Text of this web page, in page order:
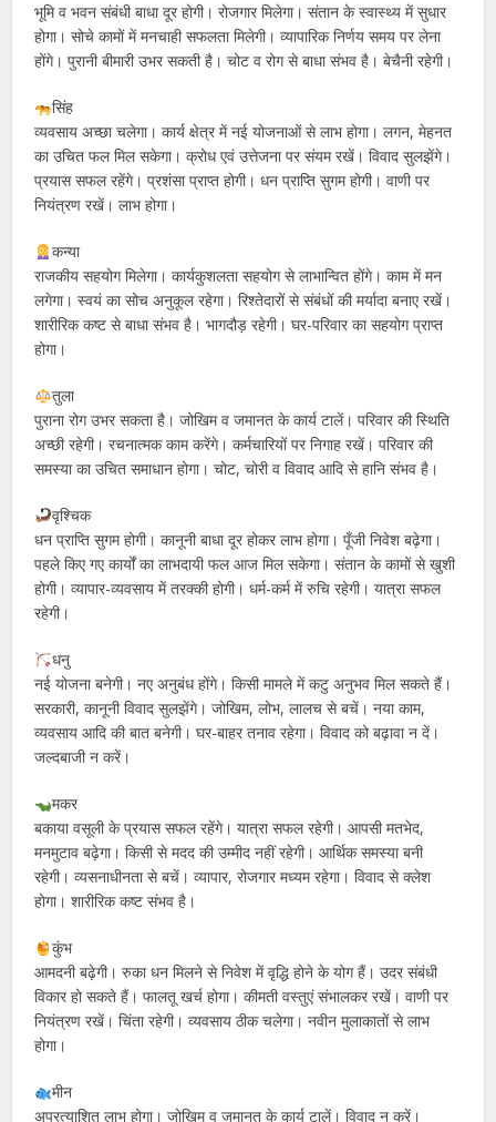
भूमि व भवन संबंधी बाधा दूर होगी। रोजगार मिलेगा। संतान के स्वास्थ्य में सुधार
होगा। सोचे कामों में मनचाही सफलता मिलेगी। व्यापारिक निर्णय समय पर लेना
होंगे। पुरानी बीमारी उभर सकती है। चोट व रोग से बाधा संभव है। बेचैनी रहेगी।
सिंह
व्यवसाय अच्छा चलेगा। कार्य क्षेत्र में नई योजनाओं से लाभ होगा। लगन, मेहनत
का उचित फल मिल सकेगा। क्रोध एवं उत्तेजना पर संयम रखें। विवाद सुलझेंगे।
प्रयास सफल रहेंगे। प्रशंसा प्राप्त होगी। धन प्राप्ति सुगम होगी। वाणी पर
नियंत्रण रखें। लाभ होगा।
कन्या
राजकीय सहयोग मिलेगा। कार्यकुशलता सहयोग से लाभान्वित होंगे। काम में मन
लगेगा। स्वयं का सोच अनुकूल रहेगा। रिश्तेदारों से संबंधों की मर्यादा बनाए रखें।
शारीरिक कष्‍ट से बाधा संभव है। भागदौड़ रहेगी। घर-परिवार का सहयोग प्राप्त
होगा।
तुला
पुराना रोग उभर सकता है। जोखिम व जमानत के कार्य टालें। परिवार की स्थिति
अच्छी रहेगी। रचनात्मक काम करेंगे। कर्मचारियों पर निगाह रखें। परिवार की
समस्या का उचित समाधान होगा। चोट, चोरी व विवाद आदि से हानि संभव है।
वृश्चिक
धन प्राप्ति सुगम होगी। कानूनी बाधा दूर होकर लाभ होगा। पूँजी निवेश बढ़ेगा।
पहले किए गए कार्यों का लाभदायी फल आज मिल सकेगा। संतान के कामों से खुशी
होगी। व्यापार-व्यवसाय में तरक्की होगी। धर्म-कर्म में रुचि रहेगी। यात्रा सफल
रहेगी।
धनु
नई योजना बनेगी। नए अनुबंध होंगे। किसी मामले में कटु अनुभव मिल सकते हैं।
सरकारी, कानूनी विवाद सुलझेंगे। जोखिम, लोभ, लालच से बचें। नया काम,
व्यवसाय आदि की बात बनेगी। घर-बाहर तनाव रहेगा। विवाद को बढ़ावा न दें।
जल्दबाजी न करें।
मकर
बकाया वसूली के प्रयास सफल रहेंगे। यात्रा सफल रहेगी। आपसी मतभेद,
मनमुटाव बढ़ेगा। किसी से मदद की उम्मीद नहीं रहेगी। आर्थिक समस्या बनी
रहेगी। व्यसनाधीनता से बचें। व्यापार, रोजगार मध्यम रहेगा। विवाद से क्लेश
होगा। शारीरिक कष्ट संभव है।
कुंभ
आमदनी बढ़ेगी। रुका धन मिलने से निवेश में वृद्धि होने के योग हैं। उदर संबंधी
विकार हो सकते हैं। फालतू खर्च होगा। कीमती वस्तुएं संभालकर रखें। वाणी पर
नियंत्रण रखें। चिंता रहेगी। व्यवसाय ठीक चलेगा। नवीन मुलाकातों से लाभ
होगा।
मीन
अप्रत्याशित लाभ होगा। जोखिम व जमानत के कार्य टालें। विवाद न करें।